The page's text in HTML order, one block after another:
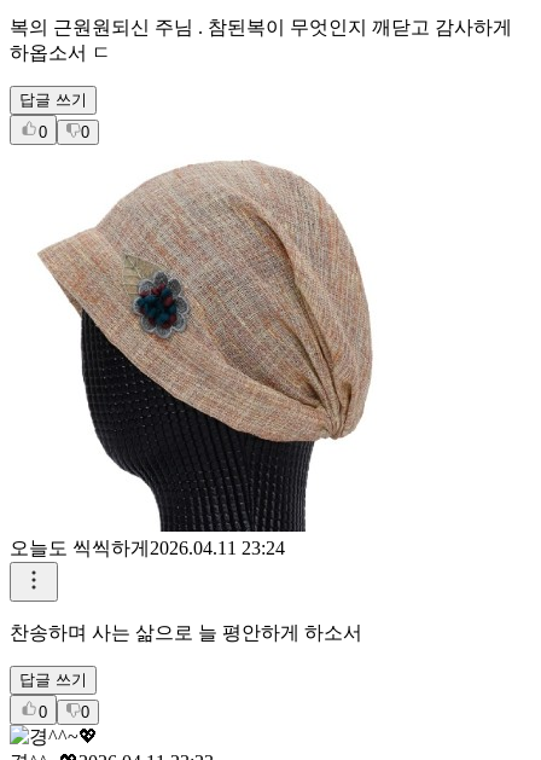
복의 근원원되신 주님 . 참된복이 무엇인지 깨닫고 감사하게
하옵소서 ㄷ
답글 쓰기
0
0
오늘도 씩씩하게 2026.04.11 23:24
찬송하며 사는 삶으로 늘 평안하게 하소서
답글 쓰기
0
0